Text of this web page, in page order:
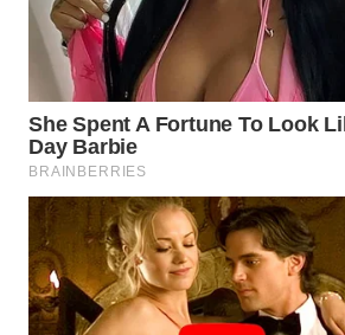
WN
TAPANULI
TENGAH
WN DELI
SERDANG
WN
TEBING
TINGGI